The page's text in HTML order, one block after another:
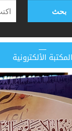
بحث
المكتبة الألكترونية